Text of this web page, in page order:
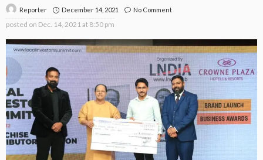
Reporter December 14, 2021 No Comment
posted on Dec. 14, 2021 at 8:50 pm